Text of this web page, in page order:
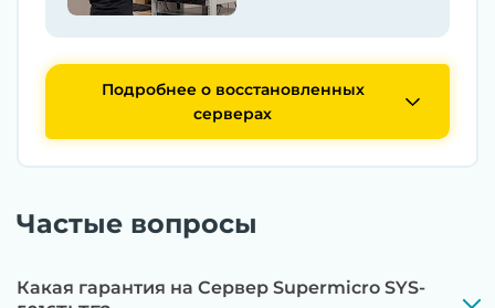
Подробнее о восстановленных
серверах
Частые вопросы
Какая гарантия на Сервер Supermicro SYS-